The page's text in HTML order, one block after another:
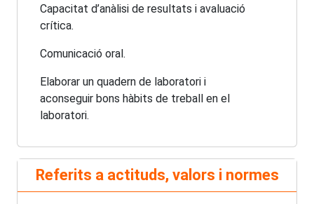
Capacitat d’anàlisi de resultats i avaluació
crítica.
Comunicació oral.
Elaborar un quadern de laboratori i
aconseguir bons hàbits de treball en el
laboratori.
Referits a actituds, valors i normes